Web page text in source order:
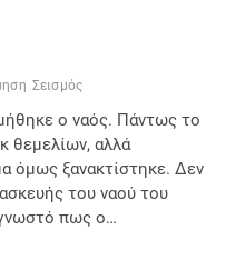
Σεισμός
ο ναός. Πάντως το
θεμελίων, αλλά
όμως ξανακτίστηκε. Δεν
του ναού του
πως ο…